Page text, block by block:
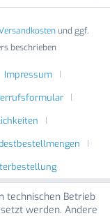
und ggf.
beschrieben
Impressum
technischen Betrieb
werden. Andere